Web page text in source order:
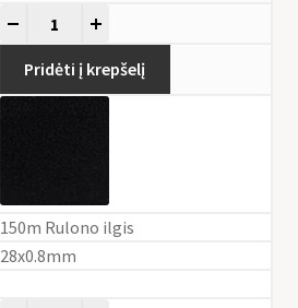
Pridėti į krepšelį
150m Rulono ilgis
28x0.8mm